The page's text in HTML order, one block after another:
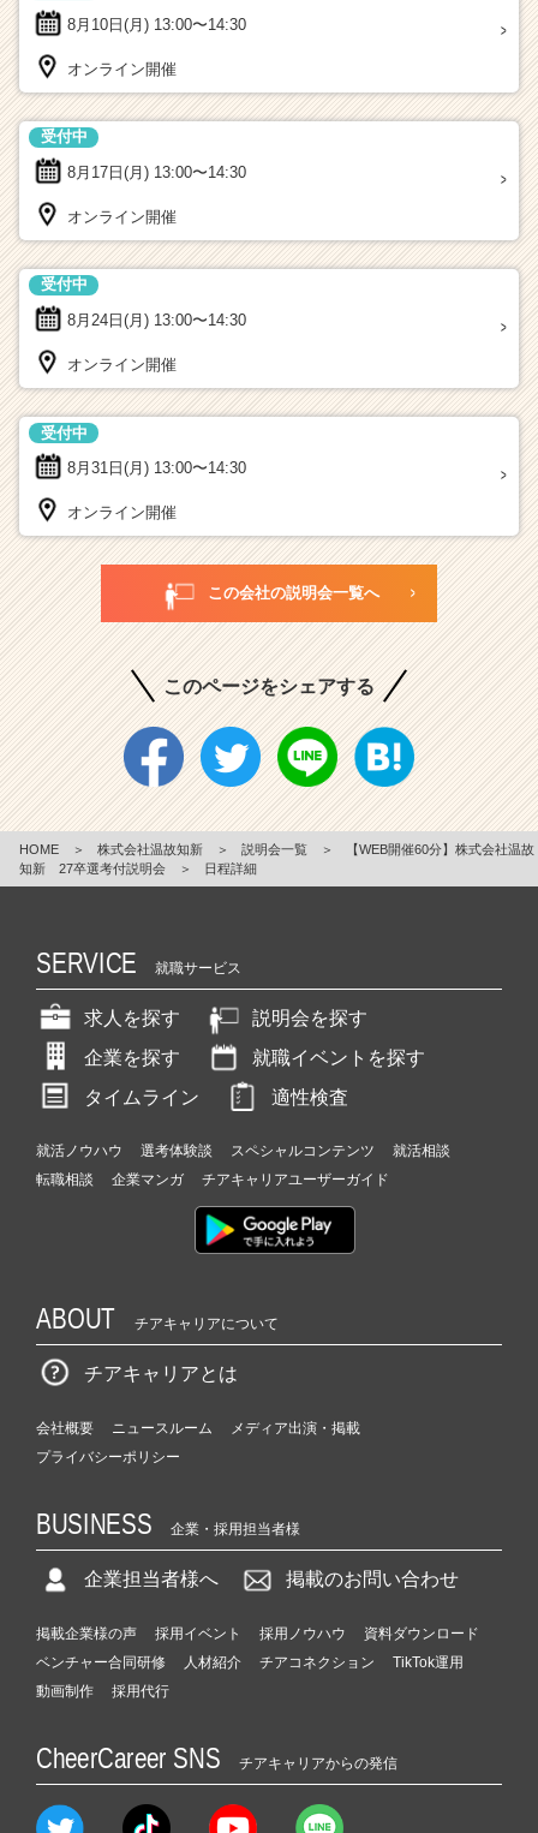
8月10日(月) 13:00〜14:30
オンライン開催
8月17日(月) 13:00〜14:30
受付中
オンライン開催
8月24日(月) 13:00〜14:30
受付中
オンライン開催
8月31日(月) 13:00〜14:30
受付中
オンライン開催
この会社の説明会一覧へ
このページをシェアする
HOME ＞ 株式会社温故知新 ＞ 説明会一覧 ＞
【WEB開催60分】株式会社温故
知新 27卒選考付説明会
＞ 日程詳細
SERVICE 就職サービス
求人を探す
説明会を探す
企業を探す
就職イベントを探す
タイムライン
適性検査
就活ノウハウ 選考体験談 スペシャルコンテンツ
就活相談
転職相談
企業マンガ チアキャリアユーザーガイド
ABOUT チアキャリアについて
チアキャリアとは
会社概要 ニュースルーム
メディア出演・掲載
プライバシーポリシー
BUSINESS 企業・採用担当者様
企業担当者様へ 掲載のお問い合わせ
掲載企業様の声 採用イベント 採用ノウハウ
資料ダウンロード
ベンチャー合同研修
人材紹介 チアコネクション
TikTok運用
動画制作
採用代行
CheerCareer SNS チアキャリアからの発信